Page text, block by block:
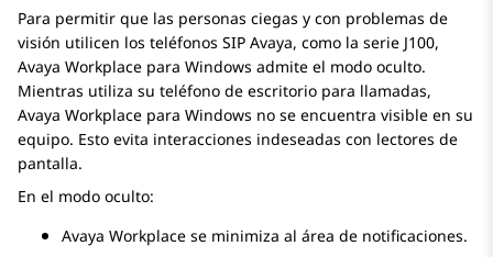
Para permitir que las personas ciegas y con problemas de
visión utilicen los teléfonos SIP Avaya, como la serie J100,
Avaya Workplace para Windows admite el modo oculto.
Mientras utiliza su teléfono de escritorio para llamadas,
Avaya Workplace para Windows no se encuentra visible en su
equipo. Esto evita interacciones indeseadas con lectores de
pantalla.
En el modo oculto:
Avaya Workplace se minimiza al área de notificaciones.